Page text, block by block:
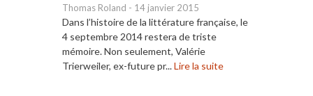
Thomas Roland - 14 janvier 2015
Dans l’histoire de la littérature française, le
4 septembre 2014 restera de triste
mémoire. Non seulement, Valérie
Trierweiler, ex-future pr...Lire la suite